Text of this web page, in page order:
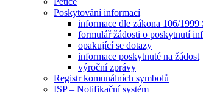
Poskytování informací
informace dle zákona 106/1999
formulář žádosti o poskytnutí
opakující se dotazy
informace poskytnuté na žádost
výroční zprávy
Registr komunálních symbolů
ISP – Notifikační systém